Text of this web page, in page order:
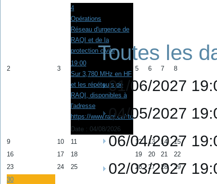
2 3
4
Opérations
Réseau d'urgence de
RAQI et de la
protection civile
19:00
Sur 3,780 MHz en HF
et les répéteurs de
RAQI, disponibles à
l'adresse
https://www.raqi.ca/rtq
Date : 04/08/2026
5 6 7 8
9 10 11 12 13 14
15
16
17 18 19 20 21
22
23
24 25 26 27 28
29
30
Toutes les
01/06/2027
04/05/2027
06/04/2027
02/03/2027